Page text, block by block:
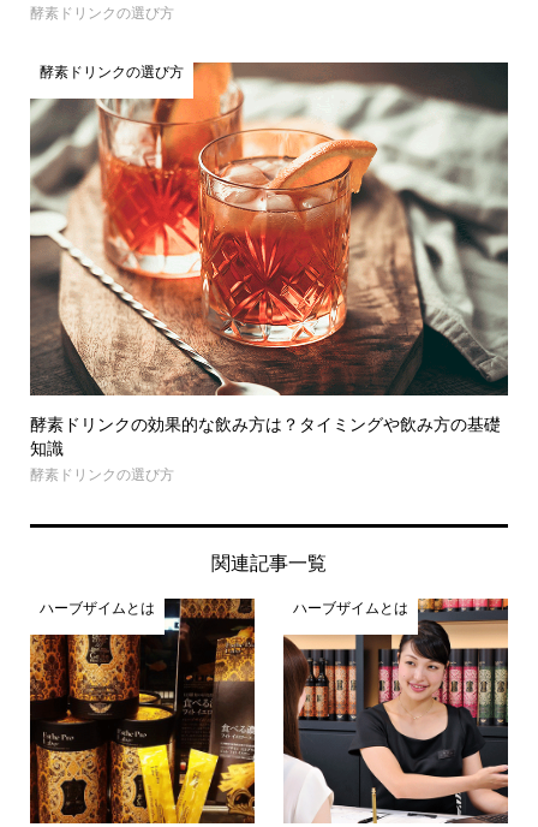
酵素ドリンクの選び方
酵素ドリンクの選び方
酵素ドリンクの効果的な飲み方は？タイミングや飲み方の基礎
知識
酵素ドリンクの選び方
関連記事一覧
ハーブザイムとは ハーブザイムとは